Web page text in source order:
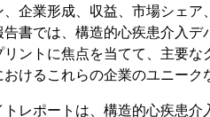
企業形成、収益、市場シェ
告書では、構造的心疾患介入
ントに焦点を当てて、主要
けるこれらの企業のユニーク
トレポートは、構造的心疾患